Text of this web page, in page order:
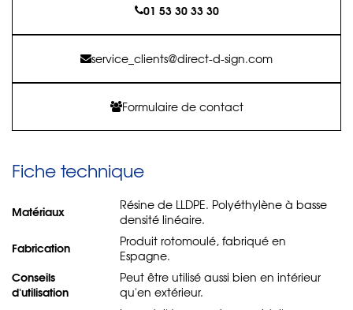
01 53 30 33 30
service_clients@direct-d-sign.com
Formulaire de contact
Fiche technique
Matériaux
Résine de LLDPE. Polyéthylène à basse
densité linéaire.
Fabrication
Produit rotomoulé, fabriqué en
Espagne.
Conseils
d'utilisation
Peut être utilisé aussi bien en intérieur
qu'en extérieur.